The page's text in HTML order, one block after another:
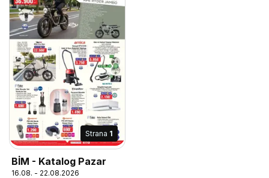
Strana 1
BİM - Katalog Pazar
16.08. - 22.08.2026